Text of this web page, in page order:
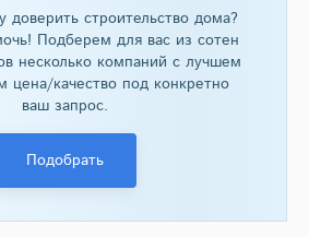
доверить строительство дома?
Подберем для вас из сотен
несколько компаний с лучшем
цена/качество под конкретно
ваш запрос.
Подобрать